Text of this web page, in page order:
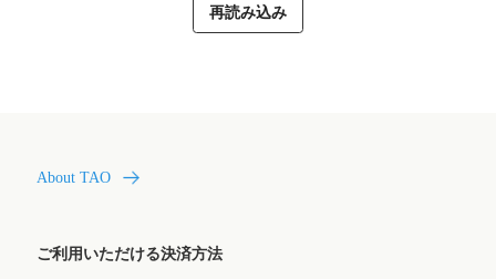
再読み込み
About TAO
ご利用いただける決済方法